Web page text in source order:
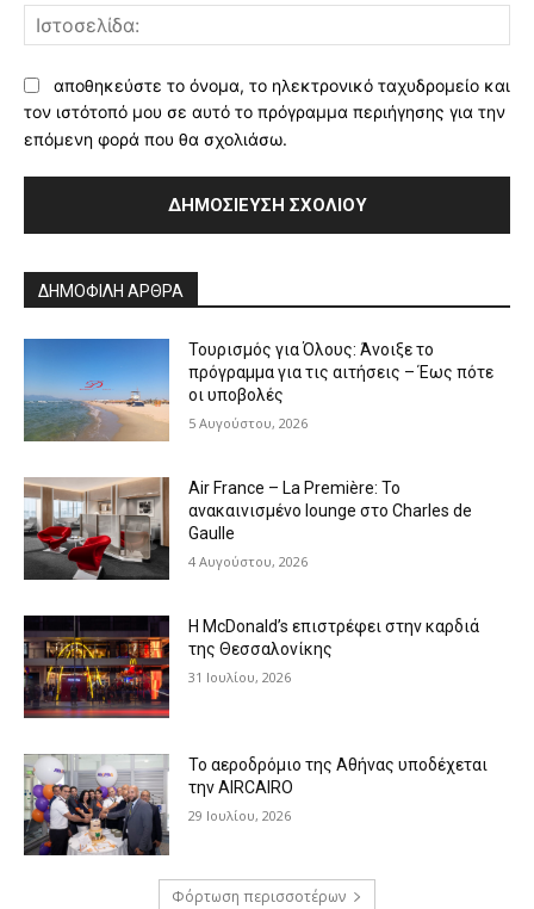
αποθηκεύστε το όνομα, το ηλεκτρονικό ταχυδρομείο και
τον ιστότοπό μου σε αυτό το πρόγραμμα περιήγησης για την
επόμενη φορά που θα σχολιάσω.
ΔΗΜΟΦΙΛΗ ΑΡΘΡΑ
Τουρισμός για Όλους: Άνοιξε το
πρόγραμμα για τις αιτήσεις – Έως πότε
οι υποβολές
5 Αυγούστου, 2026
Air France – La Première: Το
ανακαινισμένο lounge στο Charles de
Gaulle
4 Αυγούστου, 2026
Η McDonald’s επιστρέφει στην καρδιά
της Θεσσαλονίκης
31 Ιουλίου, 2026
Το αεροδρόμιο της Αθήνας υποδέχεται
την AIRCAIRO
29 Ιουλίου, 2026
Φόρτωση περισσοτέρων